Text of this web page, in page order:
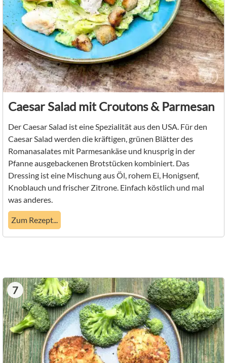
Caesar Salad mit Croutons & Parmesan
Der Caesar Salad ist eine Spezialität aus den USA. Für den
Caesar Salad werden die kräftigen, grünen Blätter des
Romanasalates mit Parmesankäse und knusprig in der
Pfanne ausgebackenen Brotstücken kombiniert. Das
Dressing ist eine Mischung aus Öl, rohem Ei, Honigsenf,
Knoblauch und frischer Zitrone. Einfach köstlich und mal
was anderes.
Zum Rezept...
7